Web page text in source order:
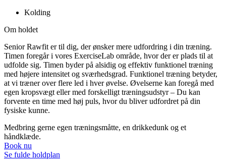
Kolding
Om holdet
Senior Rawfit er til dig, der ønsker mere udfordring i din træning.
Timen foregår i vores ExerciseLab område, hvor der er plads til at
udfolde sig. Timen byder på alsidig og effektiv funktionel træning
med højere intensitet og sværhedsgrad. Funktionel træning betyder,
at vi træner over flere led i hver øvelse. Øvelserne kan foregå med
egen kropsvægt eller med forskelligt træningsudstyr – Du kan
forvente en time med høj puls, hvor du bliver udfordret på din
fysiske kunne.
Medbring gerne egen træningsmåtte, en drikkedunk og et
håndklæde.
Book nu
Se fulde holdplan